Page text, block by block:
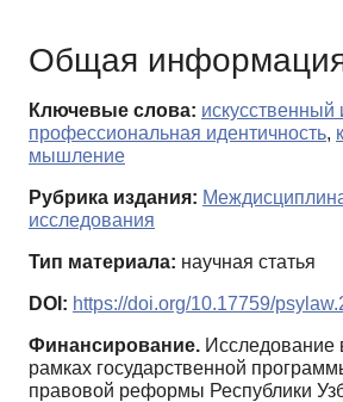
Общая
Ключевые слова: искусственный
профессиональная идентичность,
мышление
Рубрика издания:
исследования
Тип материала: научная статья
DOI: https://doi.org/10.17759/
Финансирование. Исследование
рамках государственной
правовой реформы Республики